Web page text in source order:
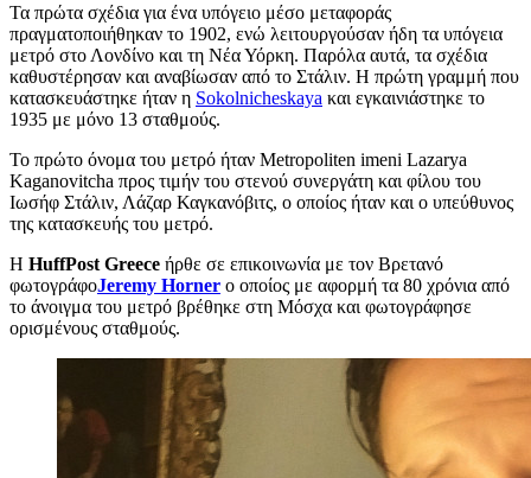
Τα πρώτα σχέδια για ένα υπόγειο μέσο μεταφοράς
πραγματοποιήθηκαν το 1902, ενώ λειτουργούσαν ήδη τα υπόγεια
μετρό στο Λονδίνο και τη Νέα Υόρκη. Παρόλα αυτά, τα σχέδια
καθυστέρησαν και αναβίωσαν από το Στάλιν. Η πρώτη γραμμή που
κατασκευάστηκε ήταν η Sokolnicheskaya και εγκαινιάστηκε το
1935 με μόνο 13 σταθμούς.
Το πρώτο όνομα του μετρό ήταν Metropoliten imeni Lazarya
Kaganovitcha προς τιμήν του στενού συνεργάτη και φίλου του
Ιωσήφ Στάλιν, Λάζαρ Καγκανόβιτς, ο οποίος ήταν και ο υπεύθυνος
της κατασκευής του μετρό.
Η HuffPost Greece ήρθε σε επικοινωνία με τον Βρετανό
φωτογράφοJeremy Horner ο οποίος με αφορμή τα 80 χρόνια από
το άνοιγμα του μετρό βρέθηκε στη Μόσχα και φωτογράφησε
ορισμένους σταθμούς.